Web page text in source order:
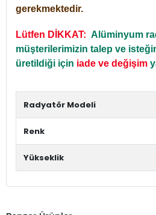
gerekmektedir.
Lütfen DİKKAT: Alüminyum
müşterilerimizin talep ve
üretildiği için iade ve değişim
Radyatör Modeli
Renk
Yükseklik